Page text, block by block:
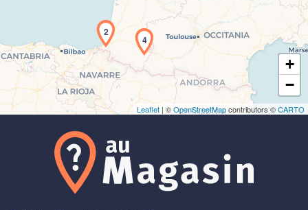
2
4
+
−
Leaflet | ©OpenStreetMapcontributors ©CARTO